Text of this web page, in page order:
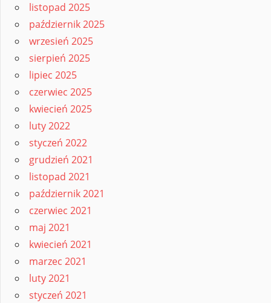
listopad 2025
październik 2025
wrzesień 2025
sierpień 2025
lipiec 2025
czerwiec 2025
kwiecień 2025
luty 2022
styczeń 2022
grudzień 2021
listopad 2021
październik 2021
czerwiec 2021
maj 2021
kwiecień 2021
marzec 2021
luty 2021
styczeń 2021